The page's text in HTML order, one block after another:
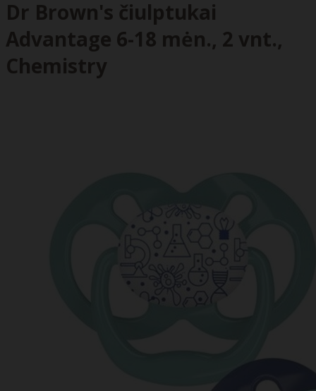
Dr Brown's čiulptukai
Advantage 6-18 mėn., 2 vnt.,
Chemistry